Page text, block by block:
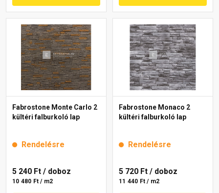
Fabrostone Monte Carlo 2
kültéri falburkoló lap
Rendelésre
5 240 Ft / doboz
10 480 Ft / m2
Fabrostone Monaco 2
kültéri falburkoló lap
Rendelésre
5 720 Ft / doboz
11 440 Ft / m2